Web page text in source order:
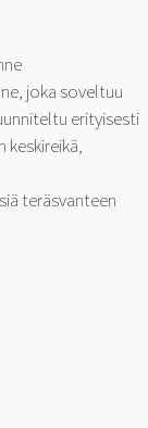
joka soveltuu
erityisesti
keskireikä,
teräsvanteen